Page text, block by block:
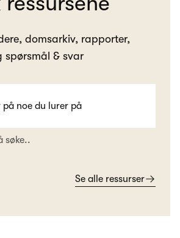
domsarkiv, rapporter,
spørsmål & svar
søke..
Se alle ressurser